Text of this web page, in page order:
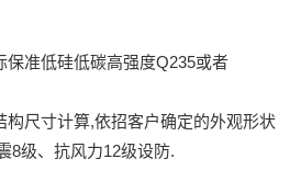
保准低硅低碳高强度Q235或者
构尺寸计算,依招客户确定的外观形状
8级、抗风力12级设防.